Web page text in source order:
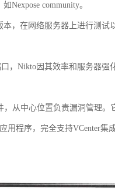
Nexpose community。
，在网络服务器上进行测试
，Nikto因其效率和服务器强
，从中心位置负责漏洞管理。
用程序，完全支持VCenter